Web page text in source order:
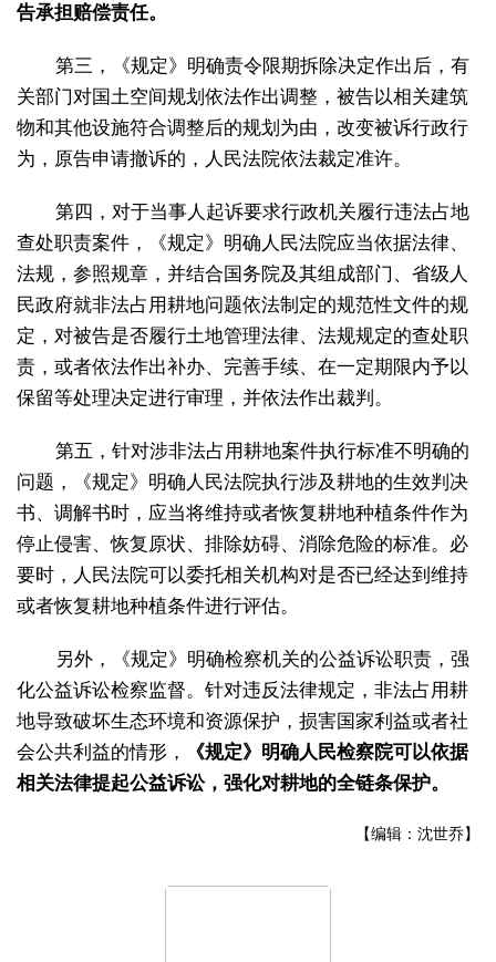
告承担赔偿责任。
第三，《规定》明确责令限期拆除决定作出后，有
关部门对国土空间规划依法作出调整，被告以相关建筑
物和其他设施符合调整后的规划为由，改变被诉行政行
为，原告申请撤诉的，人民法院依法裁定准许。
第四，对于当事人起诉要求行政机关履行违法占地
查处职责案件，《规定》明确人民法院应当依据法律、
法规，参照规章，并结合国务院及其组成部门、省级人
民政府就非法占用耕地问题依法制定的规范性文件的规
定，对被告是否履行土地管理法律、法规规定的查处职
责，或者依法作出补办、完善手续、在一定期限内予以
保留等处理决定进行审理，并依法作出裁判。
第五，针对涉非法占用耕地案件执行标准不明确的
问题，《规定》明确人民法院执行涉及耕地的生效判决
书、调解书时，应当将维持或者恢复耕地种植条件作为
停止侵害、恢复原状、排除妨碍、消除危险的标准。必
要时，人民法院可以委托相关机构对是否已经达到维持
或者恢复耕地种植条件进行评估。
另外，《规定》明确检察机关的公益诉讼职责，强
化公益诉讼检察监督。针对违反法律规定，非法占用耕
地导致破坏生态环境和资源保护，损害国家利益或者社
会公共利益的情形，
《规定》明确人民检察院可以依据
相关法律提起公益诉讼，强化对耕地的全链条保护。
【编辑：沈世乔】